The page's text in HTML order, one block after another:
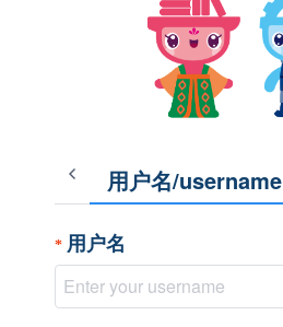
用户名/username
用户名